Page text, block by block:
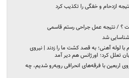
ازدحام و خفگی را تکذیب کرد
؟ / نتیجه عمل جراحی رستم قاسمی
شد
۲ روحانی در قم با لوله آهنی؛ به قصد کشت ما را زدند | نیروی
تعلل کرد؛ اورژانس هم دیر آمد
اربعین با فرقه‌های انحرافی روبه‌رو شدیم، چه